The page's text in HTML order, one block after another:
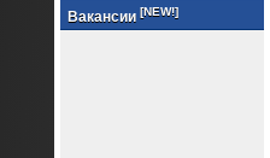
Вакансии [NEW!]